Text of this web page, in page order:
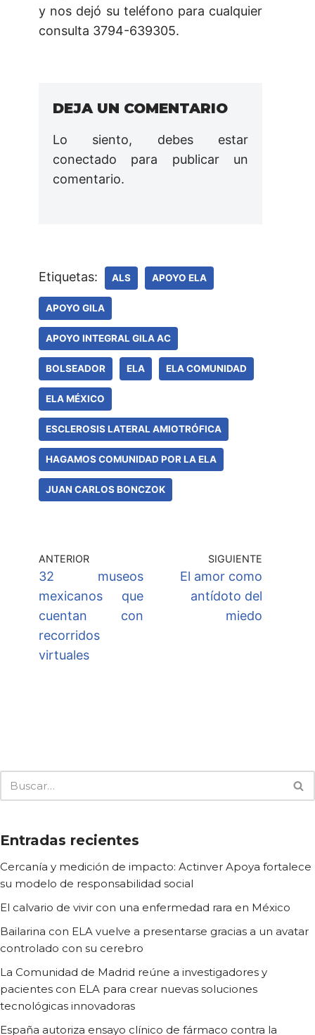
y nos de­jó su te­lé­fo­no pa­ra cual­quier
con­sul­ta 3794-­639305.
DEJA UN COMENTARIO
Lo siento, debes estar
conectado para publicar un
comentario.
Etiquetas: ALS APOYO ELA
APOYO GILA
APOYO INTEGRAL GILA AC
BOLSEADOR ELA ELA COMUNIDAD
ELA MÉXICO
ESCLEROSIS LATERAL AMIOTRÓFICA
HAGAMOS COMUNIDAD POR LA ELA
JUAN CARLOS BONCZOK
ANTERIOR
32 museos
mexicanos que
cuentan con
recorridos
virtuales
SIGUIENTE
El amor como
antídoto del
miedo
Entradas recientes
Cercanía y medición de impacto: Actinver Apoya fortalece
su modelo de responsabilidad social
El calvario de vivir con una enfermedad rara en México
Bailarina con ELA vuelve a presentarse gracias a un avatar
controlado con su cerebro
La Comunidad de Madrid reúne a investigadores y
pacientes con ELA para crear nuevas soluciones
tecnológicas innovadoras
España autoriza ensayo clínico de fármaco contra la